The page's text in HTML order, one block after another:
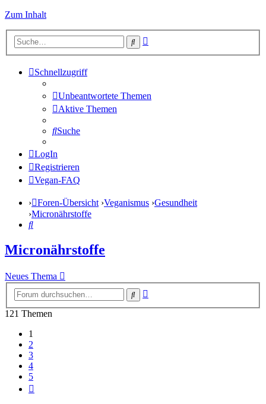
Zum Inhalt
Suche
Schnellzugriff
Unbeantwortete Themen
Aktive Themen
Suche
LogIn
Registrieren
Vegan-FAQ
Foren-Übersicht Veganismus Gesundheit
Micronährstoffe
Suche
Micronährstoffe
Neues Thema
Suche
121 Themen
1
2
3
4
5